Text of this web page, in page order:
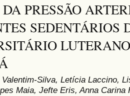
PRESSÃO
SEDENTÁRIOS
Silva, Letícia Laccino,
Maia, Jefte Eris, Anna Carina